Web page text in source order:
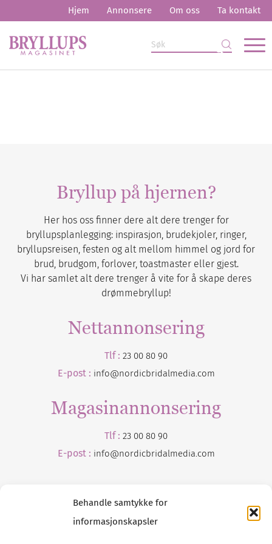
Behandle samtykke for
informasjonskapsler
Hjem Annonsere Om oss Ta kontakt
Bryllup på hjernen?
Her hos oss finner dere alt dere trenger for
bryllupsplanlegging: inspirasjon, brudekjoler, ringer,
bryllupsreisen, festen og alt mellom himmel og jord for
brud, brudgom, forlover, toastmaster eller gjest.
Vi har samlet alt dere trenger å vite for å skape deres
drømmebryllup!
Nettannonsering
Tlf : 23 00 80 90
E-post : info@nordicbridalmedia.com
Magasinannonsering
Tlf : 23 00 80 90
E-post : info@nordicbridalmedia.com